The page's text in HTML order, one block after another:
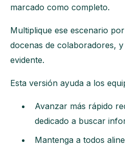
marcado como completo.
Multiplique ese escenario
docenas de colaboradores,
evidente.
Esta versión ayuda a los
Avanzar más rápido
dedicado a buscar
Mantenga a todos